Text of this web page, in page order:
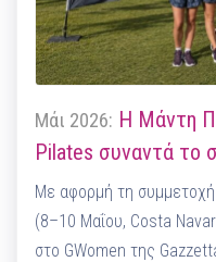
Μάι 2026: Η Μάντη
Pilates συναντά το
Με αφορμή τη
(8–10 Μαΐου, Costa
στο GWomen της